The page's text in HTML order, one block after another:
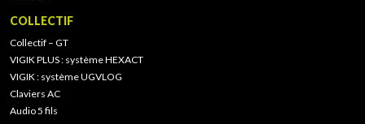
COLLECTIF
Collectif – GT
VIGIK PLUS : système HEXACT
VIGIK : système UGVLOG
Claviers AC
Audio 5 fils